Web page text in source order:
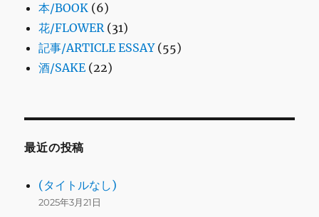
本/BOOK (6)
花/FLOWER(31)
記事/ARTICLE ESSAY(55)
酒/SAKE (22)
最近の投稿
(タイトルなし)
2025年3月21日